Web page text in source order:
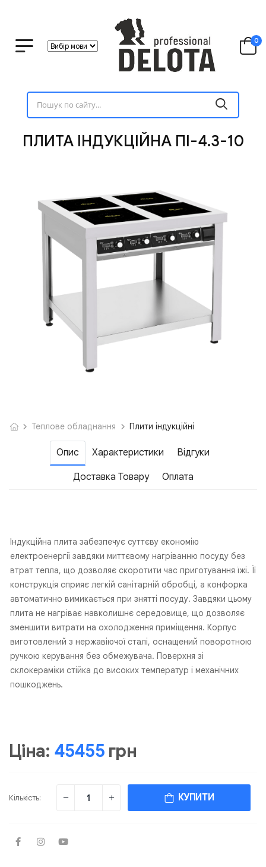
0
ПЛИТА ІНДУКЦІЙНА ПІ-4.3-10
Теплове обладнання Плити індукційні
Опис Характеристики Відгуки
Доставка Товару Оплата
Індукційна плита забезпечує суттєву економію
електроенергії завдяки миттєвому нагріванню посуду без
втрат тепла, що дозволяє скоротити час приготування їжі. Її
конструкція сприяє легкій санітарній обробці, а конфорка
автоматично вимикається при знятті посуду. Завдяки цьому
плита не нагріває навколишнє середовище, що дозволяє
зменшити витрати на охолодження приміщення. Корпус
виготовлений з нержавіючої сталі, оснащений поворотною
ручкою керування без обмежувача. Поверхня зі
склокераміки стійка до високих температур і механічних
пошкоджень.
Ціна: 45455грн
Кількість: КУПИТИ